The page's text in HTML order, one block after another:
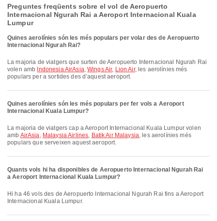
Preguntes freqüents sobre el vol de Aeropuerto
Internacional Ngurah Rai a Aeroport Internacional Kuala
Lumpur
Quines aerolínies són les més populars per volar des de Aeropuerto
Internacional Ngurah Rai?
La majoria de viatgers que surten de Aeropuerto Internacional Ngurah Rai
volen amb Indonesia AirAsia,Wings Air, Lion Air, les aerolínies més
populars per a sortides des d’aquest aeroport.
Quines aerolínies són les més populars per fer vols a Aeroport
Internacional Kuala Lumpur?
La majoria de viatgers cap a Aeroport Internacional Kuala Lumpur volen
amb AirAsia, Malaysia Airlines, Batik Air Malaysia, les aerolínies més
populars que serveixen aquest aeroport.
Quants vols hi ha disponibles de Aeropuerto Internacional Ngurah Rai
a Aeroport Internacional Kuala Lumpur?
Hi ha 46 vols des de Aeropuerto Internacional Ngurah Rai fins a Aeroport
Internacional Kuala Lumpur.